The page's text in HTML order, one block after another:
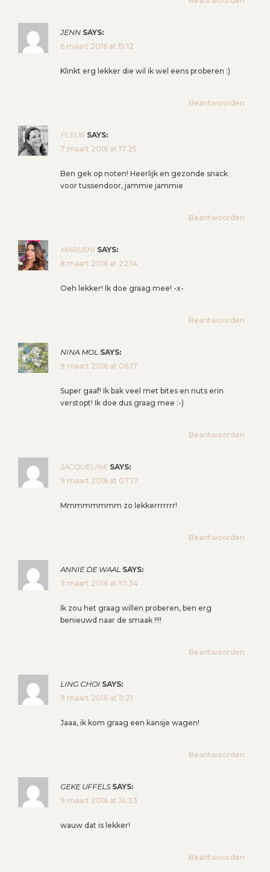
JENN SAYS:
6 maart 2016 at 15:12
Klinkt erg lekker die wil ik wel eens proberen :)
Beantwoorden
FLEUR SAYS:
7 maart 2016 at 17:25
Ben gek op noten! Heerlijk en gezonde snack
voor tussendoor, jammie jammie
Beantwoorden
MARUSHI SAYS:
8 maart 2016 at 22:14
Oeh lekker! Ik doe graag mee! -x-
Beantwoorden
NINA MOL SAYS:
9 maart 2016 at 06:17
Super gaaf! Ik bak veel met bites en nuts erin
verstopt! Ik doe dus graag mee :-)
Beantwoorden
JACQUELINE SAYS:
9 maart 2016 at 07:17
Mmmmmmmm zo lekkerrrrrrr!
Beantwoorden
ANNIE DE WAAL SAYS:
9 maart 2016 at 10:34
Ik zou het graag willen proberen, ben erg
benieuwd naar de smaak !!!!
Beantwoorden
LING CHOI SAYS:
9 maart 2016 at 11:21
Jaaa, ik kom graag een kansje wagen!
Beantwoorden
GEKE UFFELS SAYS:
9 maart 2016 at 14:33
wauw dat is lekker!
Beantwoorden